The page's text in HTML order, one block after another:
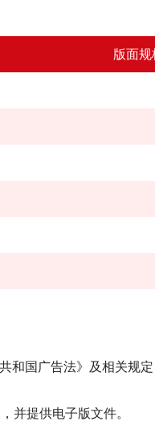
版面
和国广告法》及相关规
并提供电子版文件。